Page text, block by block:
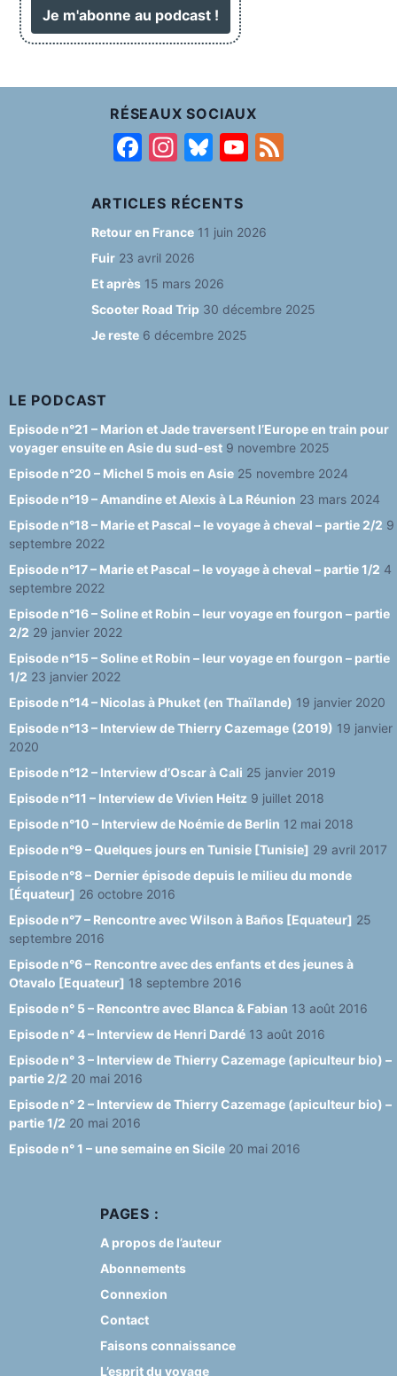
RÉSEAUX SOCIAUX
F
c
e
b
o
o
k
In
a
g
ra
m
Bl
e
s
y
Y
T
e
n
n
el
ARTICLES RÉCENTS
Retour en France 11 juin 2026
Fuir 23 avril 2026
Et après 15 mars 2026
Scooter Road Trip 30 décembre 2025
Je reste 6 décembre 2025
LE PODCAST
Episode n°21 – Marion et Jade traversent l’Europe en train pour
voyager ensuite en Asie du sud-est 9 novembre 2025
Episode n°20 – Michel 5 mois en Asie 25 novembre 2024
Episode n°19 – Amandine et Alexis à La Réunion 23 mars 2024
Episode n°18 – Marie et Pascal – le voyage à cheval – partie 2/2 9
septembre 2022
Episode n°17 – Marie et Pascal – le voyage à cheval – partie 1/2 4
septembre 2022
Episode n°16 – Soline et Robin – leur voyage en fourgon – partie
2/2 29 janvier 2022
Episode n°15 – Soline et Robin – leur voyage en fourgon – partie
1/2 23 janvier 2022
Episode n°14 – Nicolas à Phuket (en Thaïlande) 19 janvier 2020
Episode n°13 – Interview de Thierry Cazemage (2019) 19 janvier
2020
Episode n°12 – Interview d’Oscar à Cali 25 janvier 2019
Episode n°11 – Interview de Vivien Heitz 9 juillet 2018
Episode n°10 – Interview de Noémie de Berlin 12 mai 2018
Episode n°9 – Quelques jours en Tunisie [Tunisie] 29 avril 2017
Episode n°8 – Dernier épisode depuis le milieu du monde
[Équateur] 26 octobre 2016
Episode n°7 – Rencontre avec Wilson à Baños [Equateur] 25
septembre 2016
Episode n°6 – Rencontre avec des enfants et des jeunes à
Otavalo [Equateur] 18 septembre 2016
Episode n° 5 – Rencontre avec Blanca & Fabian 13 août 2016
Episode n° 4 – Interview de Henri Dardé 13 août 2016
Episode n° 3 – Interview de Thierry Cazemage (apiculteur bio) –
partie 2/2 20 mai 2016
Episode n° 2 – Interview de Thierry Cazemage (apiculteur bio) –
partie 1/2 20 mai 2016
Episode n° 1 – une semaine en Sicile 20 mai 2016
PAGES :
A propos de l’auteur
Abonnements
Connexion
Contact
Faisons connaissance
L’esprit du voyage